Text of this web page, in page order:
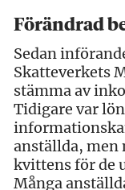
Förändrad
Sedan
Skatteverkets
stämma av
Tidigare var
anställda, men
kvittens för de
Många